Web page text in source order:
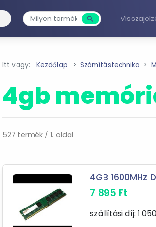
search
Keresés
Itt vagy: Kezdőlap Számítástechnika
4gb
527 termék / 1. oldal
4GB 1600MHz
7 895 Ft
szállítási díj: 1 050